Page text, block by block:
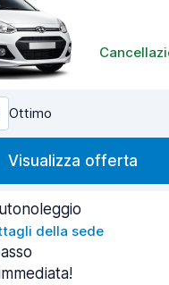
Ottimo
Visualizza offerta
della sede